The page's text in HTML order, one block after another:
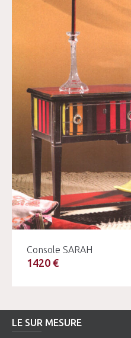
Console SARAH
1420 €
LE SUR MESURE